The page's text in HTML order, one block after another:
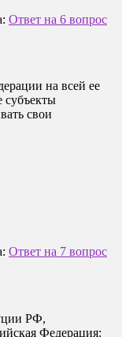
Ответ на 6 вопрос
на всей ее
субъекты
свои
Ответ на 7 вопрос
РФ,
Федерация: